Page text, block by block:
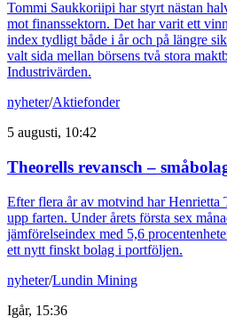
Tommi Saukkoriipi har styrt nästan
mot finanssektorn. Det har varit ett
index tydligt både i år och på längre
valt sida mellan börsens två stora
Industrivärden.
nyheter/Aktiefonder
5 augusti, 10:42
Theorells revansch –
Efter flera år av motvind har Henrietta
upp farten. Under årets första sex
jämförelseindex med 5,6
ett nytt finskt bolag i portföljen.
nyheter/Lundin Mining
Igår, 15:36